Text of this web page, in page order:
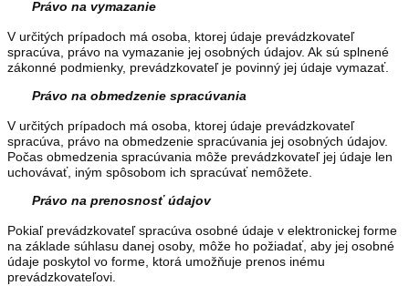
Právo na vymazanie
V určitých prípadoch má osoba, ktorej údaje prevádzkovateľ
spracúva, právo na vymazanie jej osobných údajov. Ak sú splnené
zákonné podmienky, prevádzkovateľ je povinný jej údaje vymazať.
Právo na obmedzenie spracúvania
V určitých prípadoch má osoba, ktorej údaje prevádzkovateľ
spracúva, právo na obmedzenie spracúvania jej osobných údajov.
Počas obmedzenia spracúvania môže prevádzkovateľ jej údaje len
uchovávať, iným spôsobom ich spracúvať nemôžete.
Právo na prenosnosť údajov
Pokiaľ prevádzkovateľ spracúva osobné údaje v elektronickej forme
na základe súhlasu danej osoby, môže ho požiadať, aby jej osobné
údaje poskytol vo forme, ktorá umožňuje prenos inému
prevádzkovateľovi.